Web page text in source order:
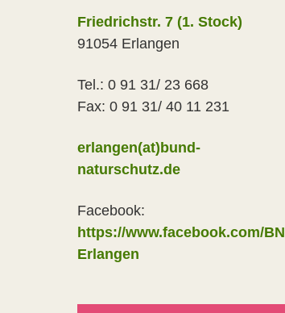
Friedrichstr. 7 (1. Stock)
91054 Erlangen
Tel.: 0 91 31/ 23 668
Fax: 0 91 31/ 40 11 231
erlangen(at)bund-
naturschutz.de
Facebook:
https://www.facebook.com/BN
Erlangen